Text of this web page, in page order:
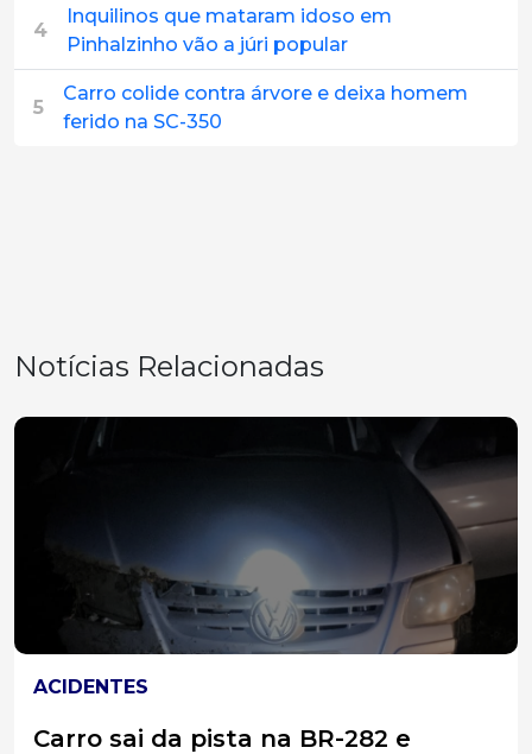
4
Inquilinos que mataram idoso em
Pinhalzinho vão a júri popular
5
Carro colide contra árvore e deixa homem
ferido na SC-350
Notícias Relacionadas
ACIDENTES
Carro sai da pista na BR-282 e